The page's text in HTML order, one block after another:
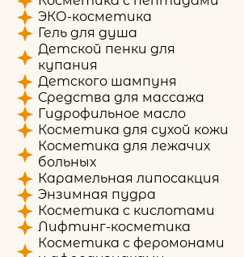
ЭКО-косметика
Гель для душа
Детской пенки для
купания
Детского шампуня
Средства для массажа
Гидрофильное масло
Косметика для сухой кожи
Косметика для лежачих
больных
Карамельная липосакция
Энзимная пудра
Косметика с кислотами
Лифтинг-косметика
Косметика с феромонами